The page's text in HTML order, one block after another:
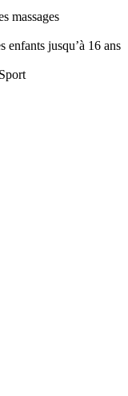
massages
enfants jusqu’à 16 ans